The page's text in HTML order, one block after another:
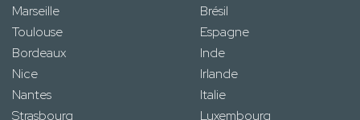
Marseille
Toulouse
Bordeaux
Nice
Nantes
Strasbourg
Brésil
Espagne
Inde
Irlande
Italie
Luxembourg